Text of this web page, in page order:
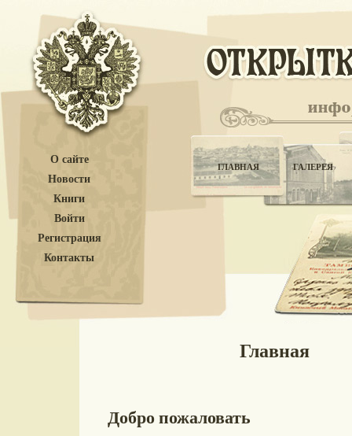
О сайте
Новости
Книги
Войти
Регистрация
Контакты
ГЛАВНАЯ ГАЛЕРЕЯ
Главная
Добро пожаловать